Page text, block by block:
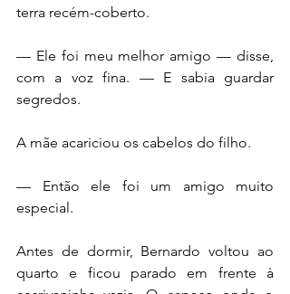
terra recém-coberto.
— Ele foi meu melhor amigo — disse,
com a voz fina. — E sabia guardar
segredos.
A mãe acariciou os cabelos do filho.
— Então ele foi um amigo muito
especial.
Antes de dormir, Bernardo voltou ao
quarto e ficou parado em frente à